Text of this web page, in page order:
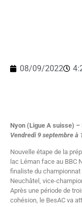
08/09/2022
Nyon (Ligue A suisse) –
Vendredi 9 septembre à
Nouvelle étape de la
lac Léman face au BBC
finaliste du championnat
Neuchâtel, vice-
Après une période de
cohésion, le BesAC va